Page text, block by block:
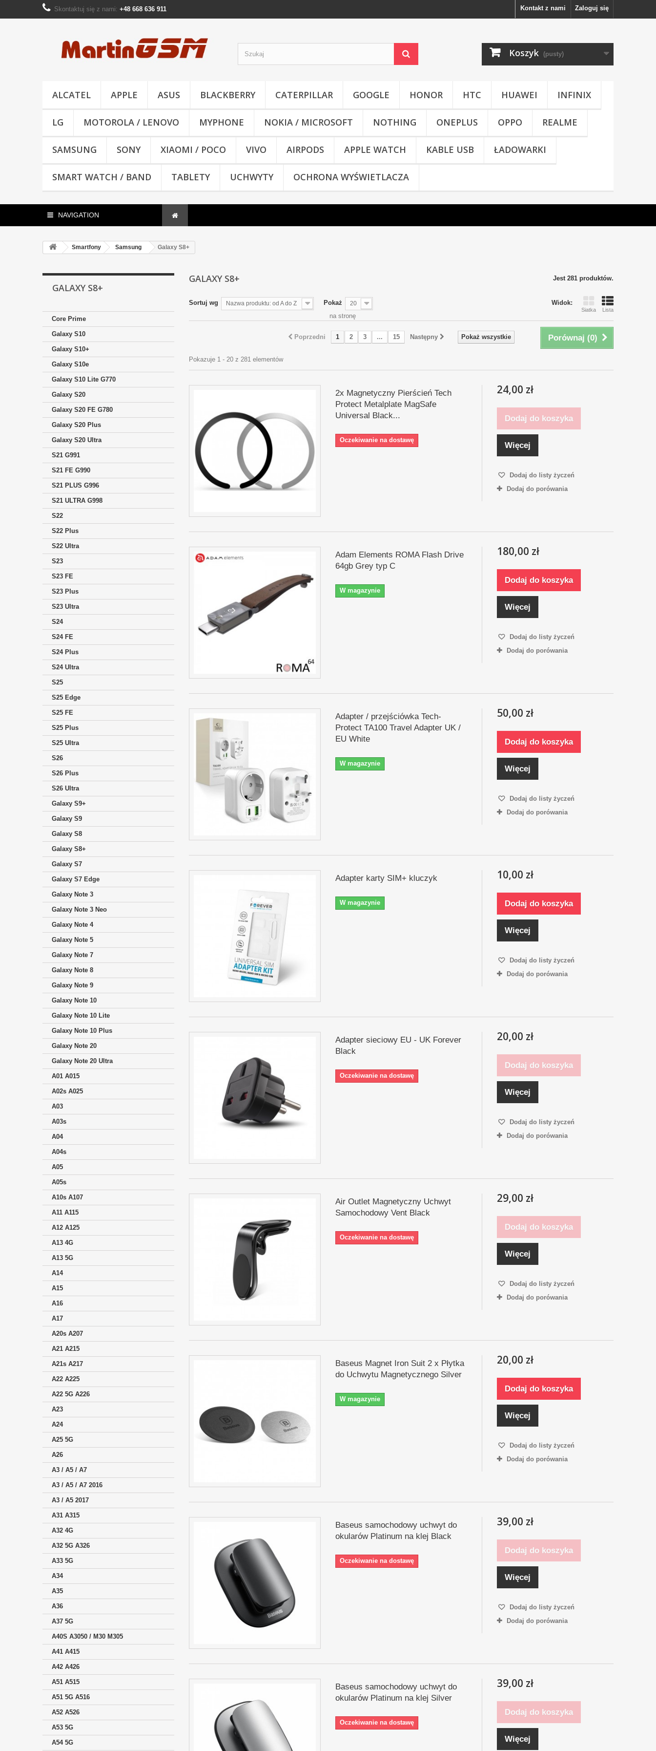
Zaloguj się
Kontakt z nami
Skontaktuj się z nami: +48 668 636 911
Koszyk (pusty)
ALCATEL APPLE ASUS BLACKBERRY CATERPILLAR GOOGLE HONOR HTC HUAWEI INFINIX
LG MOTOROLA / LENOVO MYPHONE NOKIA / MICROSOFT NOTHING ONEPLUS OPPO REALME
SAMSUNG SONY XIAOMI / POCO VIVO AIRPODS APPLE WATCH KABLE USB ŁADOWARKI
SMART WATCH / BAND TABLETY UCHWYTY OCHRONA WYŚWIETLACZA
NAVIGATION
Smartfony Samsung Galaxy S8+
GALAXY S8+
Core Prime
Galaxy S10
Galaxy S10+
Galaxy S10e
Galaxy S10 Lite G770
Galaxy S20
Galaxy S20 FE G780
Galaxy S20 Plus
Galaxy S20 Ultra
S21 G991
S21 FE G990
S21 PLUS G996
S21 ULTRA G998
S22
S22 Plus
S22 Ultra
S23
S23 FE
S23 Plus
S23 Ultra
S24
S24 FE
S24 Plus
S24 Ultra
S25
S25 Edge
S25 FE
S25 Plus
S25 Ultra
S26
S26 Plus
S26 Ultra
Galaxy S9+
Galaxy S9
Galaxy S8
Galaxy S8+
Galaxy S7
Galaxy S7 Edge
Galaxy Note 3
Galaxy Note 3 Neo
Galaxy Note 4
Galaxy Note 5
Galaxy Note 7
Galaxy Note 8
Galaxy Note 9
Galaxy Note 10
Galaxy Note 10 Lite
Galaxy Note 10 Plus
Galaxy Note 20
Galaxy Note 20 Ultra
A01 A015
A02s A025
A03
A03s
A04
A04s
A05
A05s
A10s A107
A11 A115
A12 A125
A13 4G
A13 5G
A14
A15
A16
A17
A20s A207
A21 A215
A21s A217
A22 A225
A22 5G A226
A23
A24
A25 5G
A26
A3 / A5 / A7
A3 / A5 / A7 2016
A3 / A5 2017
A31 A315
A32 4G
A32 5G A326
A33 5G
A34
A35
A36
A37 5G
A40S A3050 / M30 M305
A41 A415
A42 A426
A51 A515
A51 5G A516
A52 A526
A53 5G
A54 5G
GALAXY S8+ Jest 281 produktów.
Widok:
Siatka Lista
Sortuj wg Nazwa produktu: od A do Z Pokaż 20
na stronę
Porównaj (0)
Pokaż wszystkie
Poprzedni 1 2 3 ... 15 Następny
Pokazuje 1 - 20 z 281 elementów
2x Magnetyczny Pierścień Tech
Protect Metalplate MagSafe
Universal Black...
Oczekiwanie na dostawę
24,00 zł
Dodaj do koszyka
Więcej
Dodaj do listy życzeń
Dodaj do porówania
Adam Elements ROMA Flash Drive
64gb Grey typ C
W magazynie
180,00 zł
Dodaj do koszyka
Więcej
Dodaj do listy życzeń
Dodaj do porówania
Adapter / przejściówka Tech-
Protect TA100 Travel Adapter UK /
EU White
W magazynie
50,00 zł
Dodaj do koszyka
Więcej
Dodaj do listy życzeń
Dodaj do porówania
Adapter karty SIM+ kluczyk
W magazynie
10,00 zł
Dodaj do koszyka
Więcej
Dodaj do listy życzeń
Dodaj do porówania
Adapter sieciowy EU - UK Forever
Black
Oczekiwanie na dostawę
20,00 zł
Dodaj do koszyka
Więcej
Dodaj do listy życzeń
Dodaj do porówania
Air Outlet Magnetyczny Uchwyt
Samochodowy Vent Black
Oczekiwanie na dostawę
29,00 zł
Dodaj do koszyka
Więcej
Dodaj do listy życzeń
Dodaj do porówania
Baseus Magnet Iron Suit 2 x Płytka
do Uchwytu Magnetycznego Silver
W magazynie
20,00 zł
Dodaj do koszyka
Więcej
Dodaj do listy życzeń
Dodaj do porówania
Baseus samochodowy uchwyt do
okularów Platinum na klej Black
Oczekiwanie na dostawę
39,00 zł
Dodaj do koszyka
Więcej
Dodaj do listy życzeń
Dodaj do porówania
Baseus samochodowy uchwyt do
okularów Platinum na klej Silver
Oczekiwanie na dostawę
39,00 zł
Dodaj do koszyka
Więcej